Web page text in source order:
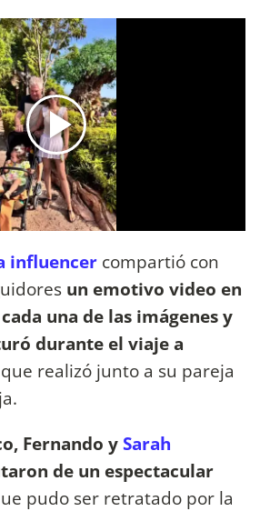
influencer compartió con
un emotivo video en
una de las imágenes y
durante el viaje a
que realizó junto a su pareja
Fernando ySarah
de un espectacular
pudo ser retratado por la